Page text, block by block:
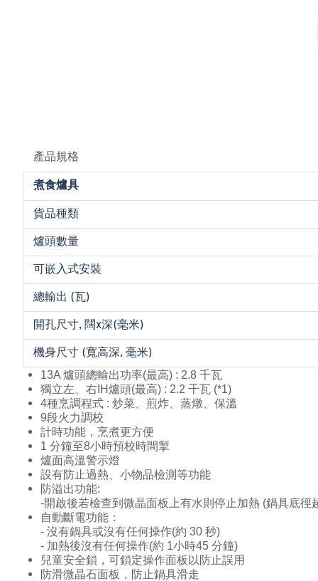
產品規格
煮食爐具
貨品種類
爐頭數量
可嵌入式安裝
總輸出 (瓦)
開孔尺寸, 闊x深(毫米)
機身尺寸 (寬高深, 毫米)
13A 爐頭總輸出功率(最高) : 2.8 千瓦
獨立左、右IH爐頭(最高) : 2.2 千瓦 (*1)
4種烹調程式 : 炒菜、煎炸、蒸燉、保溫
9段火力調校
計時功能，烹煮更方便
1 分鐘至8小時預校時間掣
爐面高溫警示燈
設有防止過熱、小物品檢測等功能
防溢出功能:
-開啟後若檢查到微晶面板上有水則停止加熱 (鍋具底徑
自動斷電功能：
- 沒有鍋具或沒有任何操作(約 30 秒)
- 加熱後沒有任何操作(約 1小時45 分鐘)
兒童安全鎖，可鎖定操作面板以防止誤用
防滑微晶石面板，防止鍋具滑走